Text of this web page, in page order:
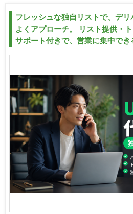
フレッシュな独自リストで、デ
よくアプローチ。 リスト提供・
サポート付きで、営業に集中でき